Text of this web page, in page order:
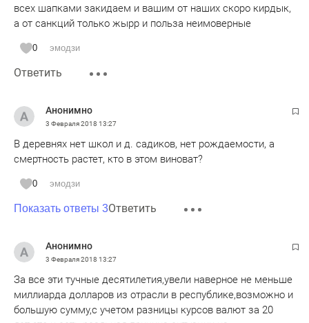
всех шапками закидаем и вашим от наших скоро кирдык,
а от санкций только жырр и польза неимоверные
0 эмодзи
Ответить
Анонимно
3 Февраля 2018 13:27
В деревнях нет школ и д. садиков, нет рождаемости, а
смертность растет, кто в этом виноват?
0 эмодзи
Показать ответы 3Ответить
Анонимно
3 Февраля 2018 13:27
За все эти тучные десятилетия,увели наверное не меньше
миллиарда долларов из отрасли в республике,возможно и
большую сумму,с учетом разницы курсов валют за 20